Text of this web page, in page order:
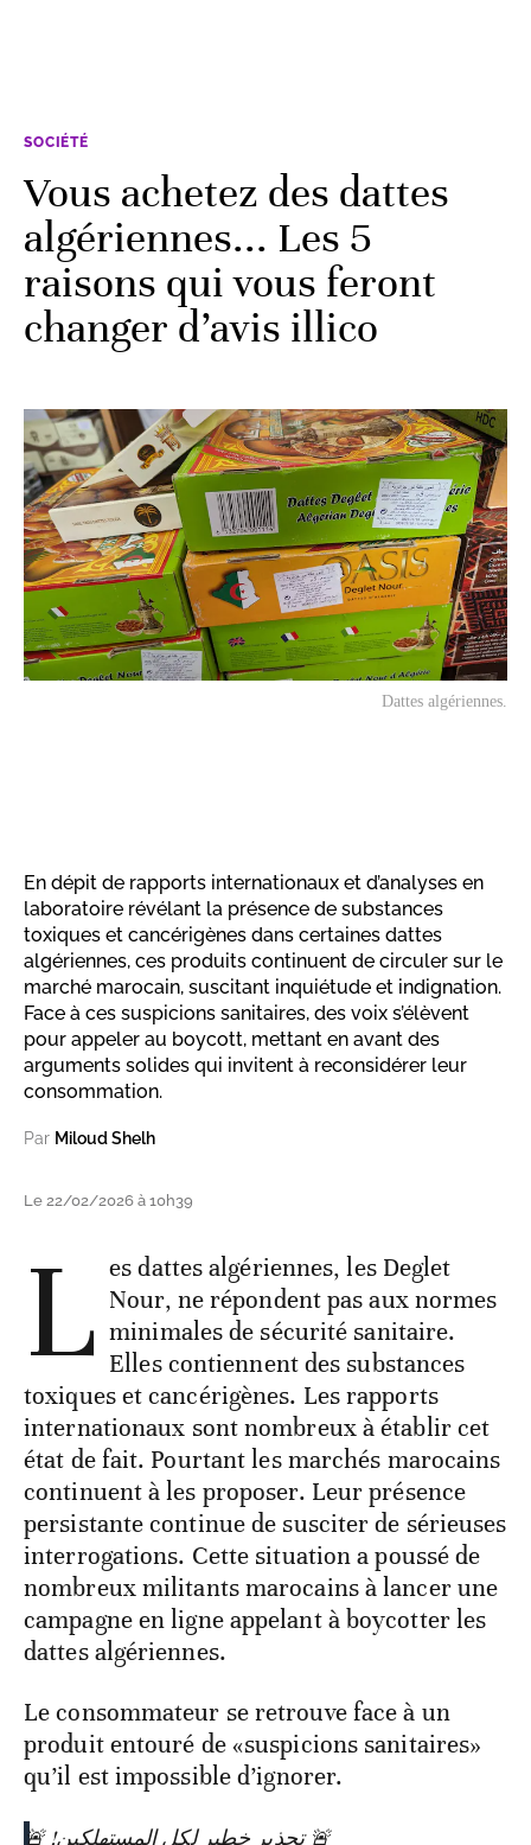
SOCIÉTÉ
Vous achetez des dattes
algériennes... Les 5
raisons qui vous feront
changer d’avis illico
Dattes algériennes.
En dépit de rapports internationaux et d’analyses en
laboratoire révélant la présence de substances
toxiques et cancérigènes dans certaines dattes
algériennes, ces produits continuent de circuler sur le
marché marocain, suscitant inquiétude et indignation.
Face à ces suspicions sanitaires, des voix s’élèvent
pour appeler au boycott, mettant en avant des
arguments solides qui invitent à reconsidérer leur
consommation.
Par Miloud Shelh
Le 22/02/2026 à 10h39
L es dattes algériennes, les Deglet
Nour, ne répondent pas aux normes
minimales de sécurité sanitaire.
Elles contiennent des substances
toxiques et cancérigènes. Les rapports
internationaux sont nombreux à établir cet
état de fait. Pourtant les marchés marocains
continuent à les proposer. Leur présence
persistante continue de susciter de sérieuses
interrogations. Cette situation a poussé de
nombreux militants marocains à lancer une
campagne en ligne appelant à boycotter les
dattes algériennes.
Le consommateur se retrouve face à un
produit entouré de «suspicions sanitaires»
qu’il est impossible d’ignorer.
🚨 تحذير خطير لكل المستهلكين! 🚨